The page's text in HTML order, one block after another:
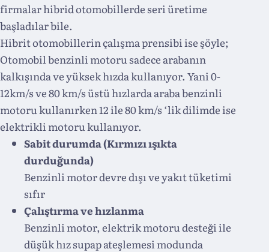
firmalar hibrid otomobillerde seri üretime
başladılar bile.
Hibrit otomobillerin çalışma prensibi ise şöyle;
Otomobil benzinli motoru sadece arabanın
kalkışında ve yüksek hızda kullanıyor. Yani 0-
12km/s ve 80 km/s üstü hızlarda araba benzinli
motoru kullanırken 12 ile 80 km/s ‘lik dilimde ise
elektrikli motoru kullanıyor.
Sabit durumda (Kırmızı ışıkta
durduğunda)
Benzinli motor devre dışı ve yakıt tüketimi
sıfır
Çalıştırma ve hızlanma
Benzinli motor, elektrik motoru desteği ile
düşük hız supap ateşlemesi modunda